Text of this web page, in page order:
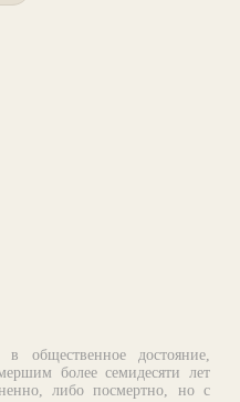
общественное достояние,
более семидесяти лет
либо посмертно, но с